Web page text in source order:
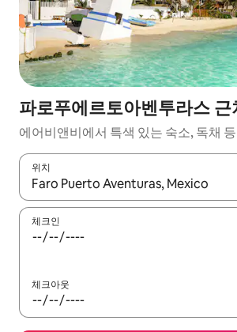
파로푸에르토아벤투라스 근
에어비앤비에서 특색 있는 숙소, 독채
위치
결과가 나오면 위·아래 화살표 키를 사용
체크인
체크아웃